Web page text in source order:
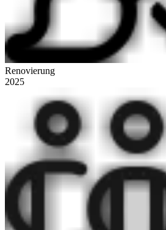
Renovierung
2025